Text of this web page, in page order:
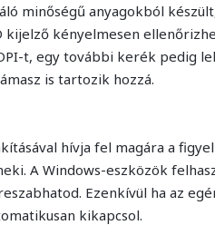
minőségű anyagokból
kijelző kényelmesen
t, egy további kerék pedig
is tartozik hozzá.
hívja fel magára a
A Windows-eszközök
Ezenkívül ha az
kikapcsol.